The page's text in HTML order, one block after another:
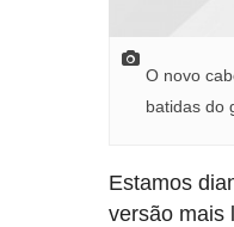
O novo
batidas do
Estamos
versão mais